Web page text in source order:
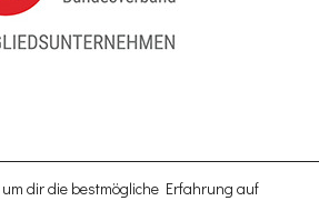
um dir die bestmögliche Erfahrung auf